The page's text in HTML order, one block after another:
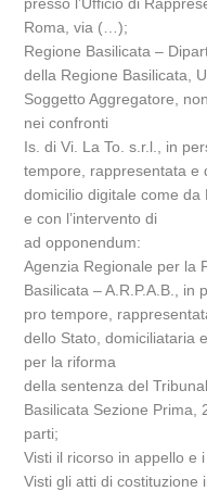
Roma, via (…);
Regione Basilicata –
della Regione Basilicata,
Soggetto Aggregatore,
nei confronti
Is. di Vi. La To. s.r.l., in
tempore, rappresentata e
domicilio digitale come da
e con l’intervento di
ad opponendum:
Agenzia Regionale per la
Basilicata – A.R.P.A.B., in
pro tempore,
dello Stato, domiciliataria
per la riforma
della sentenza del
Basilicata Sezione Prima,
parti;
Visti il ricorso in appello e
Visti gli atti di costituzione